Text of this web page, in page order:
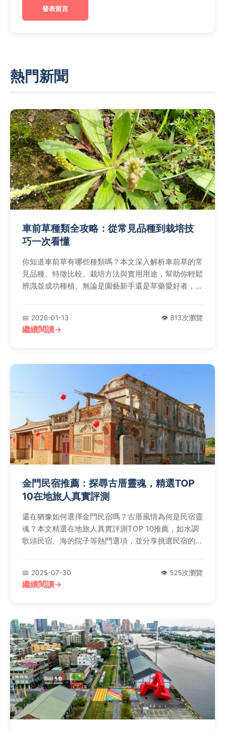
發表留言
熱門新聞
車前草種類全攻略：從常見品種到栽培技
巧一次看懂
你知道車前草有哪些種類嗎？本文深入解析車前草的常
見品種、特徵比較、栽培方法與實用用途，幫助你輕鬆
辨識並成功種植。無論是園藝新手還是草藥愛好者，都
📅 2026-01-13 👁️ 813次瀏覽
繼續閱讀
金門民宿推薦：探尋古厝靈魂，精選TOP
10在地旅人真實評測
還在猶豫如何選擇金門民宿嗎？古厝風情為何是民宿靈
魂？本文精選在地旅人真實評測TOP 10推薦，如水調
歌頭民宿、海的院子等熱門選項，並分享挑選民宿的真
📅 2025-07-30 👁️ 525次瀏覽
繼續閱讀